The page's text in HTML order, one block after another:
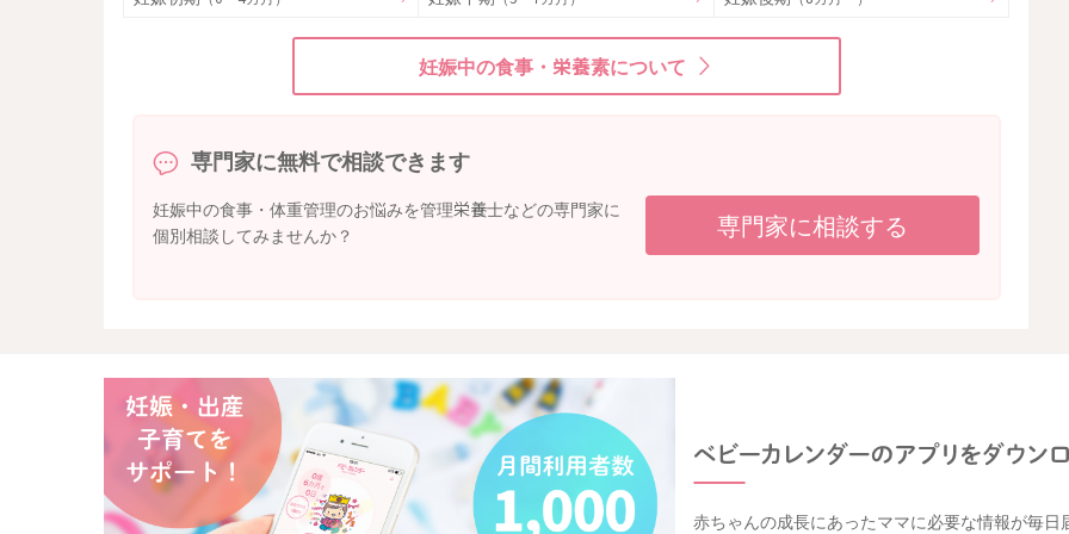
妊娠中の食事・栄養素について
専門家に無料で相談できます
妊娠中の食事・体重管理のお悩みを管理栄養士などの専門家に
個別相談してみませんか？
専門家に相談する
赤ちゃんの成長にあったママに必要な情報が毎日